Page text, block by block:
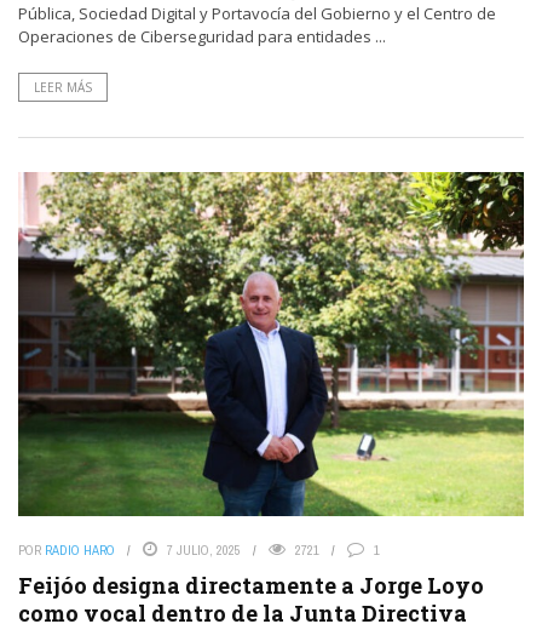
Pública, Sociedad Digital y Portavocía del Gobierno y el Centro de
Operaciones de Ciberseguridad para entidades ...
LEER MÁS
POR RADIO HARO 7 JULIO, 2025 2721 1
Feijóo designa directamente a Jorge Loyo
como vocal dentro de la Junta Directiva